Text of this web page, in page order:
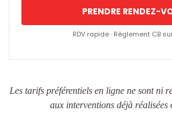
PRENDRE RENDEZ-
RDV rapide · Règlement CB
Les tarifs préférentiels en ligne ne sont ni
aux interventions déjà réalisées